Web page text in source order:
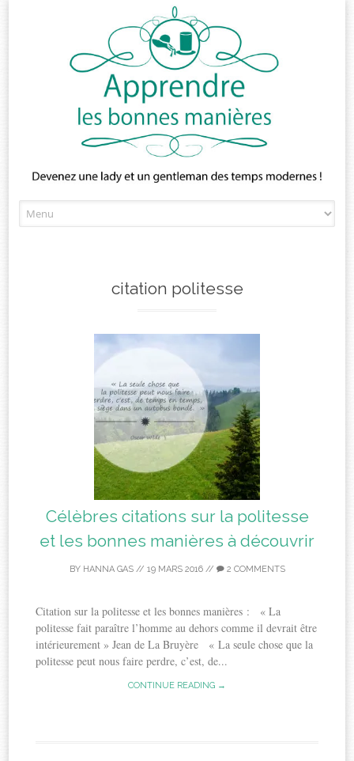
to
citation politesse
Célèbres citations sur la politesse
et les bonnes manières à découvrir
BY HANNA GAS// 19 MARS 2016// 2 COMMENTS
Citation sur la politesse et les bonnes manières : « La
politesse fait paraître l’homme au dehors comme il devrait être
intérieurement » Jean de La Bruyère « La seule chose que la
politesse peut nous faire perdre, c’est, de...
CONTINUE READING →